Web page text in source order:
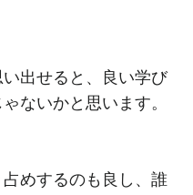
出せると、良い学び
ないかと思います。
めするのも良し、誰